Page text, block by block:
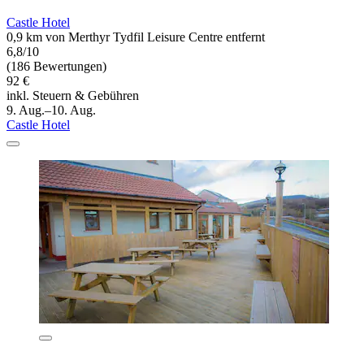
Castle Hotel
0,9 km von Merthyr Tydfil Leisure Centre entfernt
6,8/10
(186 Bewertungen)
92 €
inkl. Steuern & Gebühren
9. Aug.–10. Aug.
Castle Hotel